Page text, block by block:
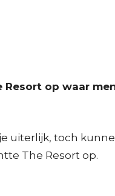
op waar
uiterlijk, toch
The Resort op.